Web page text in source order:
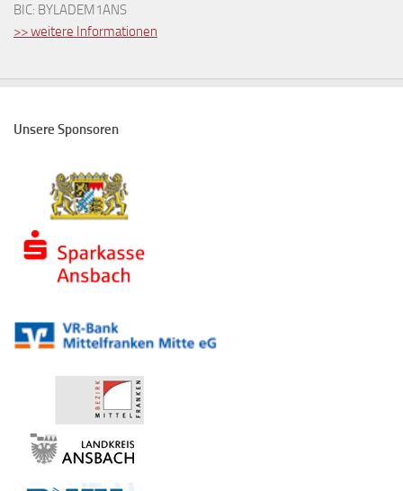
BIC: BYLADEM1ANS
>> weitere Informationen
Unsere Sponsoren